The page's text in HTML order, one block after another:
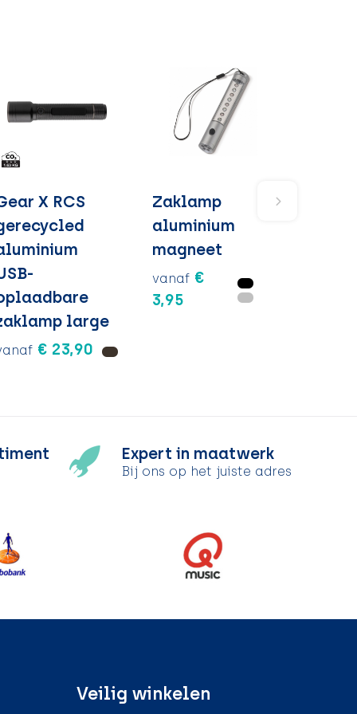
X RCS
large
€ 23,90
Zaklamp
aluminium
magneet
vanaf €
3,95
Expert in maatwerk
Bij ons op het juiste adres
Veilig winkelen